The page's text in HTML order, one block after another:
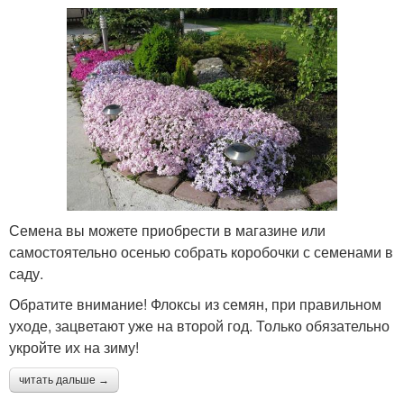
Семена вы можете приобрести в магазине или
самостоятельно осенью собрать коробочки с семенами в
саду.
Обратите внимание! Флоксы из семян, при правильном
уходе, зацветают уже на второй год. Только обязательно
укройте их на зиму!
читать дальше →